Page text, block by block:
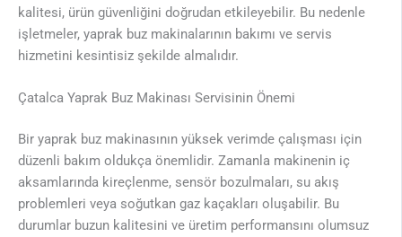
kalitesi, ürün güvenliğini doğrudan etkileyebilir. Bu nedenle
işletmeler, yaprak buz makinalarının bakımı ve servis
hizmetini kesintisiz şekilde almalıdır.
Çatalca Yaprak Buz Makinası Servisinin Önemi
Bir yaprak buz makinasının yüksek verimde çalışması için
düzenli bakım oldukça önemlidir. Zamanla makinenin iç
aksamlarında kireçlenme, sensör bozulmaları, su akış
problemleri veya soğutkan gaz kaçakları oluşabilir. Bu
durumlar buzun kalitesini ve üretim performansını olumsuz